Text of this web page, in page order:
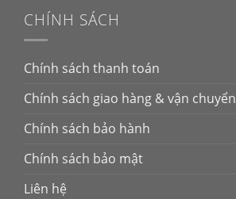
CHÍNH SÁCH
Chính sách thanh toán
Chính sách giao hàng & vận chuyển
Chính sách bảo hành
Chính sách bảo mật
Liên hệ